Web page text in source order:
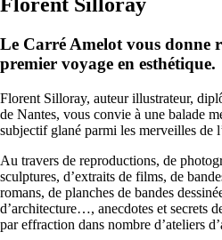
Le Carré Amelot vous donne
premier voyage en esthétique.
Florent Silloray, auteur illustrateur,
de Nantes, vous convie à une balade
subjectif glané parmi les merveilles de
Au travers de reproductions, de
sculptures, d’extraits de films, de
romans, de planches de bandes
d’architecture…, anecdotes et secrets
par effraction dans nombre d’ateliers